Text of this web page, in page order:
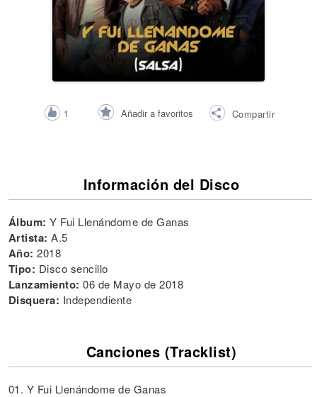
1 Añadir a favoritos Compartir
Información del Disco
Álbum: Y Fui Llenándome de Ganas
Artista: A.5
Año: 2018
Tipo: Disco sencillo
Lanzamiento: 06 de Mayo de 2018
Disquera: Independiente
Canciones (Tracklist)
01. Y Fui Llenándome de Ganas